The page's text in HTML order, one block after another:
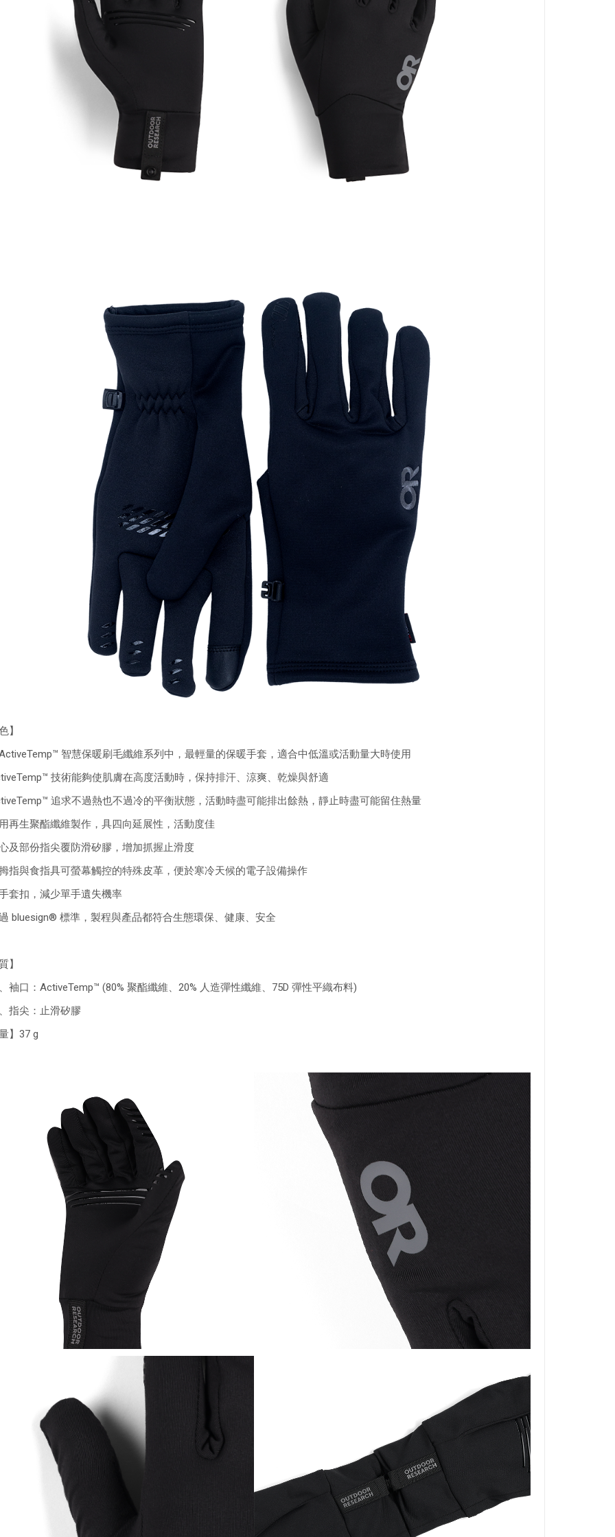
】
智慧保暖刷毛纖維系列中，最輕量的保暖手套，適合中低溫或活動量大時使用
技術能夠使肌膚在高度活動時，保持排汗、涼爽、乾燥與舒適
追求不過熱也不過冷的平衡狀態，活動時盡可能排出餘熱，靜止時盡可能留住熱量
用再生聚酯纖維製作，具四向延展性，活動度佳
及部份指尖覆防滑矽膠，增加抓握止滑度
指與食指具可螢幕觸控的特殊皮革，便於寒冷天候的電子設備操作
套扣，減少單手遺失機率
過 bluesign® 標準，製程與產品都符合生態環保、健康、安全
】
袖口：ActiveTemp™ (80% 聚酯纖維、20% 人造彈性纖維、75D 彈性平織布料)
指尖：止滑矽膠
】37 g